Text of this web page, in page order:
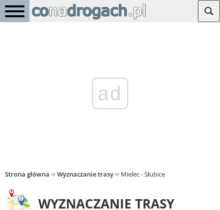
ad
Strona główna Wyznaczanie trasy Mielec - Słubice
WYZNACZANIE TRASY